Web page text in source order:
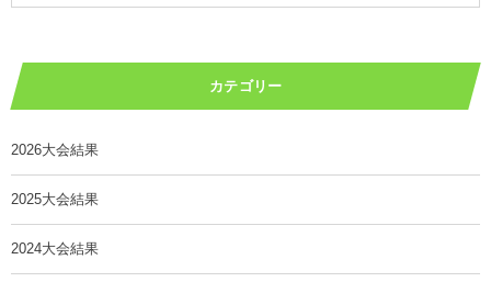
カテゴリー
2026大会結果
2025大会結果
2024大会結果